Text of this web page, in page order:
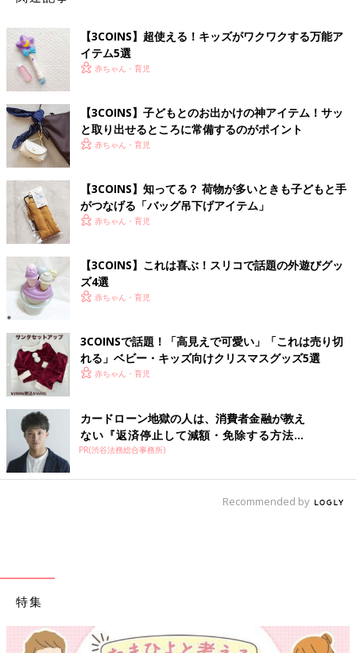
【3COINS】超使える！キッズがワクワクする万能ア
イテム5選
赤ちゃん・育児
【3COINS】子どもとのお出かけの神アイテム！サッ
と取り出せるところに常備するのがポイント
赤ちゃん・育児
【3COINS】知ってる？ 荷物が多いときも子どもと手
がつなげる「バッグ吊下げアイテム」
赤ちゃん・育児
【3COINS】これは喜ぶ！スリコで話題の外遊びグッ
ズ4選
赤ちゃん・育児
3COINSで話題！「高見えで可愛い」「これは売り切
れる」ベビー・キッズ向けクリスマスグッズ5選
赤ちゃん・育児
カードローン地獄の人は、消費者金融が教え
ない『返済停止して減額・免除する方法』
で...
PR(渋谷法務総合事務所)
Recommended by
特集
【ワクチン接種